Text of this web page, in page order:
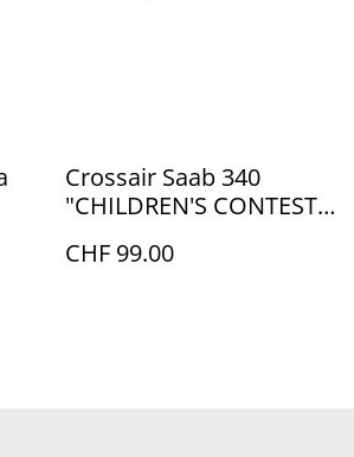
Crossair Saab 340
"CHILDREN'S CONTEST
1:200 Herpa
CHF 99.00